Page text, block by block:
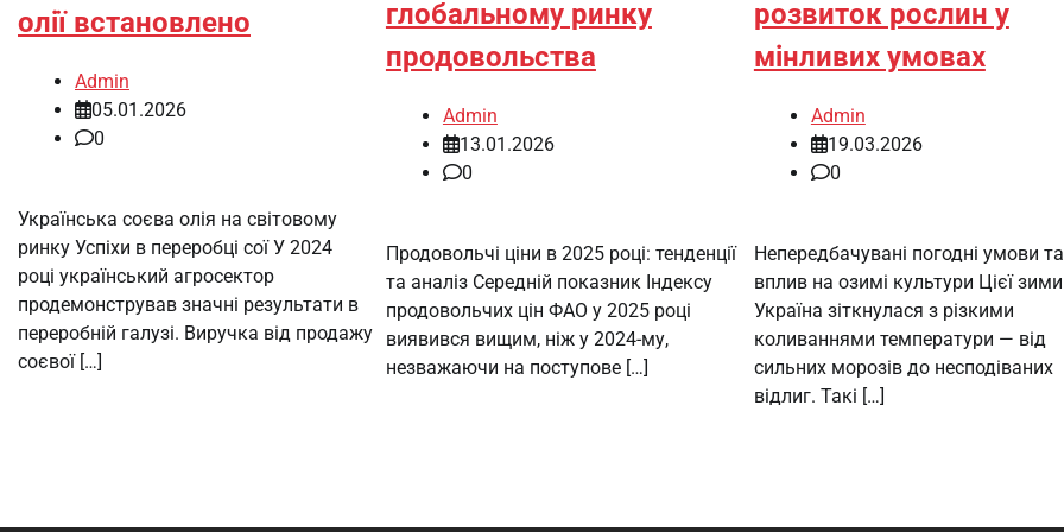
олії встановлено
Admin
05.01.2026
0
Українська соєва олія на світовому
ринку Успіхи в переробці сої У 2024
році український агросектор
продемонстрував значні результати в
переробній галузі. Виручка від продажу
соєвої […]
глобальному ринку
продовольства
Admin
13.01.2026
0
Продовольчі ціни в 2025 році: тенденції
та аналіз Середній показник Індексу
продовольчих цін ФАО у 2025 році
виявився вищим, ніж у 2024-му,
незважаючи на поступове […]
розвиток рослин у
мінливих умовах
Admin
19.03.2026
0
Непередбачувані погодні умови та
вплив на озимі культури Цієї зими
Україна зіткнулася з різкими
коливаннями температури — від
сильних морозів до несподіваних
відлиг. Такі […]